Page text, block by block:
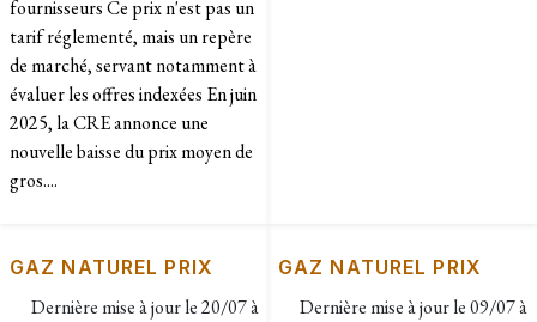
fournisseurs Ce prix n'est pas un
tarif réglementé, mais un repère
de marché, servant notamment à
évaluer les offres indexées En juin
2025, la CRE annonce une
nouvelle baisse du prix moyen de
gros....
GAZ NATUREL PRIX
Dernière mise à jour le20/07 à
GAZ NATUREL PRIX
Dernière mise à jour le09/07 à